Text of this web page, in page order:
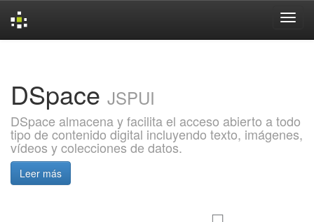
DSpace JSPUI
DSpace almacena y facilita el acceso abierto a todo
tipo de contenido digital incluyendo texto, imágenes,
vídeos y colecciones de datos.
Leer más